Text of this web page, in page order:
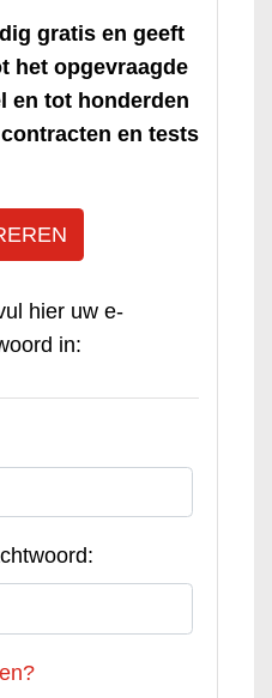
gratis en geeft
het opgevraagde
en tot honderden
en tests
hier uw e-
in: